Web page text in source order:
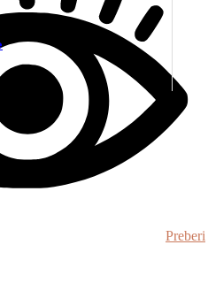
Preberi